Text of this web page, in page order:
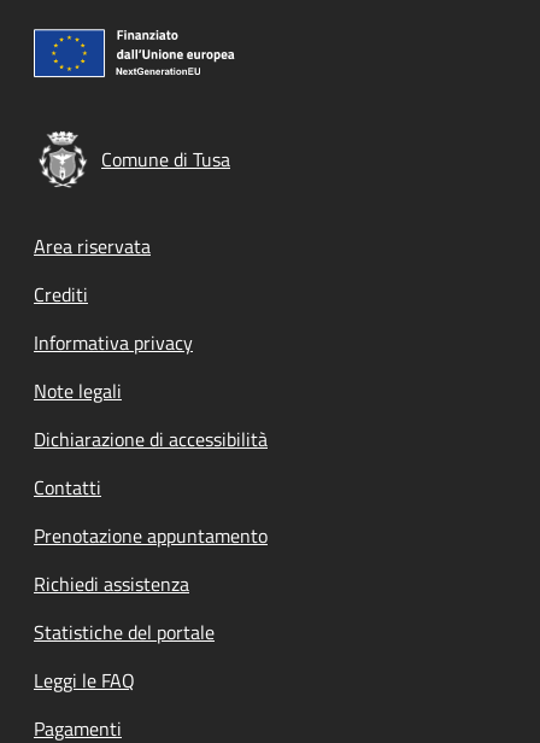
Comune di Tusa
Footer menu
Area riservata
Crediti
Informativa privacy
Note legali
Dichiarazione di accessibilità
Contatti
Prenotazione appuntamento
Richiedi assistenza
Statistiche del portale
Leggi le FAQ
Pagamenti